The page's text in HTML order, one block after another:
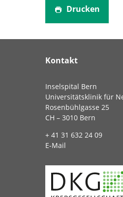
Drucken
Kontakt
Inselspital Bern
Universitätsklinik für
Rosenbühlgasse 25
CH – 3010 Bern
+ 41 31 632 24 09
E-Mail